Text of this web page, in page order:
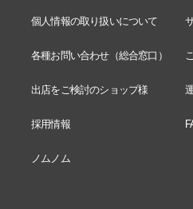
個人情報の取り扱いについて
各種お問い合わせ（総合窓口）
出店をご検討のショップ様
採用情報
ノムノム